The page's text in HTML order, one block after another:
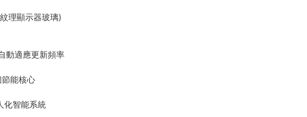
理顯示器玻璃)
動適應更新頻率
能核心
化智能系統